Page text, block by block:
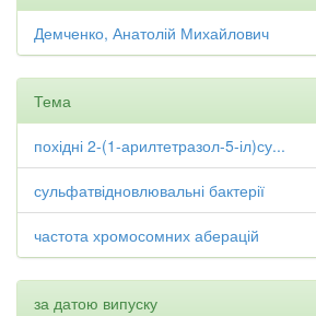
Демченко, Анатолій Михайлович
Тема
похідні 2-(1-арилтетразол-5-іл)су...
сульфатвідновлювальні бактерії
частота хромосомних аберацій
за датою випуску